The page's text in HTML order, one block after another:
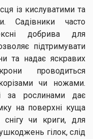
із кислуватими та
Садівники часто
добрива для
підтримувати
та надає яскравих
проводиться
чи ножами.
за рослинами дає
на поверхні куща
снігу чи криги, для
гілок, слід